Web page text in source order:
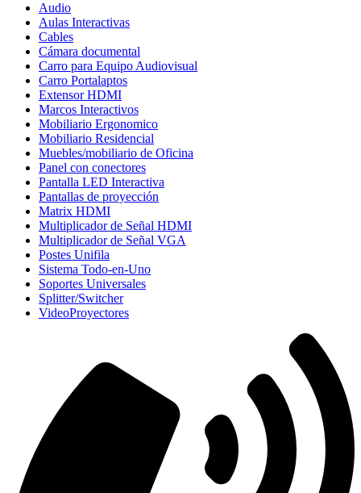
Audio
Aulas Interactivas
Cables
Cámara documental
Carro para Equipo Audiovisual
Carro Portalaptos
Extensor HDMI
Marcos Interactivos
Mobiliario Ergonomico
Mobiliario Residencial
Muebles/mobiliario de Oficina
Panel con conectores
Pantalla LED Interactiva
Pantallas de proyección
Matrix HDMI
Multiplicador de Señal HDMI
Multiplicador de Señal VGA
Postes Unifila
Sistema Todo-en-Uno
Soportes Universales
Splitter/Switcher
VideoProyectores